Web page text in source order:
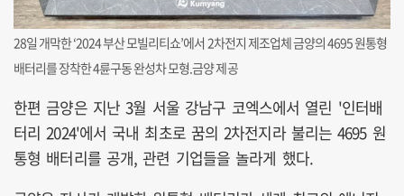
28일 개막한 ‘2024 부산 모빌리티쇼’에서 2차전지 제조업체 금양의 4695 원통형
배터리를 장착한 4륜구동 완성차 모형.금양 제공
한편 금양은 지난 3월 서울 강남구 코엑스에서 열린 '인터배
터리 2024'에서 국내 최초로 꿈의 2차전지라 불리는 4695 원
통형 배터리를 공개, 관련 기업들을 놀라게 했다.